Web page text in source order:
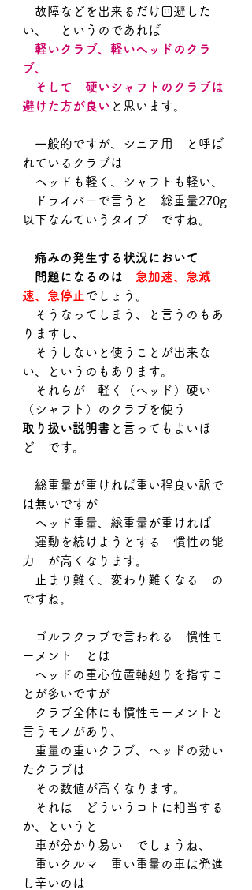
故障などを出来るだけ回避した
い、　というのであれば
軽いクラブ、軽いヘッドのクラ
ブ、
そして　硬いシャフトのクラブは
避けた方が良い と思います。
一般的ですが、シニア用　と呼ば
れているクラブは
ヘッドも軽く、シャフトも軽い、
ドライバーで言うと　総重量270g
以下なんていうタイプ　ですね。
痛みの発生する状況において
問題になるのは 急加速、急減
速、急停止 でしょう。
そうなってしまう、と言うのもあ
りますし、
そうしないと使うことが出来な
い、というのもあります。
それらが　軽く（ヘッド）硬い
（シャフト）のクラブを使う
取り扱い説明書 と言ってもよいほ
ど　です。
総重量が重ければ重い程良い訳で
は無いですが
ヘッド重量、総重量が重ければ
運動を続けようとする　慣性の能
力　が高くなります。
止まり難く、変わり難くなる　の
ですね。
ゴルフクラブで言われる　慣性モ
ーメント　とは
ヘッドの重心位置軸廻りを指すこ
とが多いですが
クラブ全体にも慣性モーメントと
言うモノがあり、
重量の重いクラブ、ヘッドの効い
たクラブは
その数値が高くなります。
それは　どういうコトに相当する
か、というと
車が分かり易い　でしょうね、
重いクルマ　重い重量の車は発進
し辛いのは